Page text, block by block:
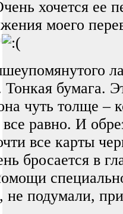
хочется ее
моего
Тонкая бумага.
чуть толще –
равно. И
все карты
бросается в
подумали,